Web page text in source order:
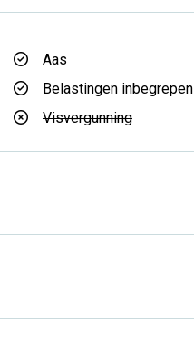
Aas
Belastingen inbegrepen
Visvergunning